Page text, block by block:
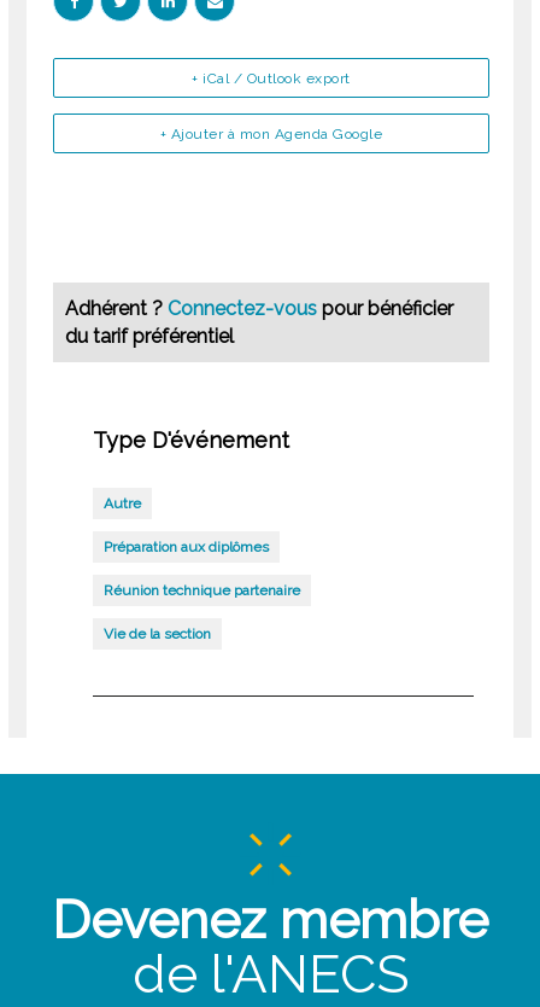
+ Ajouter à mon Agenda Google
+ iCal / Outlook export
Adhérent ?Connectez-vouspour bénéficier
du tarif préférentiel
Type D'événement
Autre
Préparation aux diplômes
Réunion technique partenaire
Vie de la section
Devenez membre
de l'ANECS